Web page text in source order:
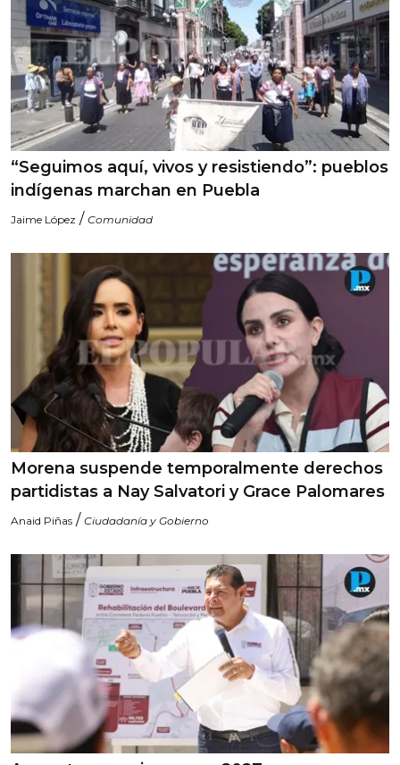
“Seguimos aquí, vivos y resistiendo”: pueblos
indígenas marchan en Puebla
Jaime López / Comunidad
Morena suspende temporalmente derechos
partidistas a Nay Salvatori y Grace Palomares
Anaid Piñas / Ciudadanía y Gobierno